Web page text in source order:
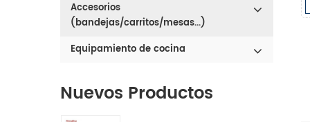
Accesorios
(bandejas/carritos/mesas...)
Equipamiento de cocina
Nuevos Productos